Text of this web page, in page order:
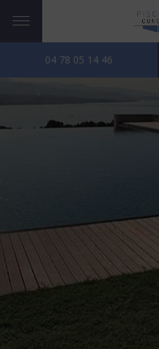
04 78 05 14 46